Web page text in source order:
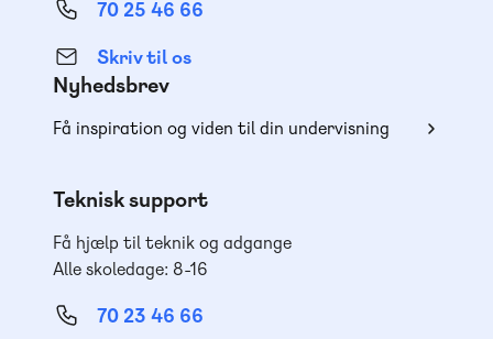
70 25 46 66
Skriv til os
Nyhedsbrev
Få inspiration og viden til din undervisning
Teknisk support
Få hjælp til teknik og adgange
Alle skoledage: 8-16
70 23 46 66